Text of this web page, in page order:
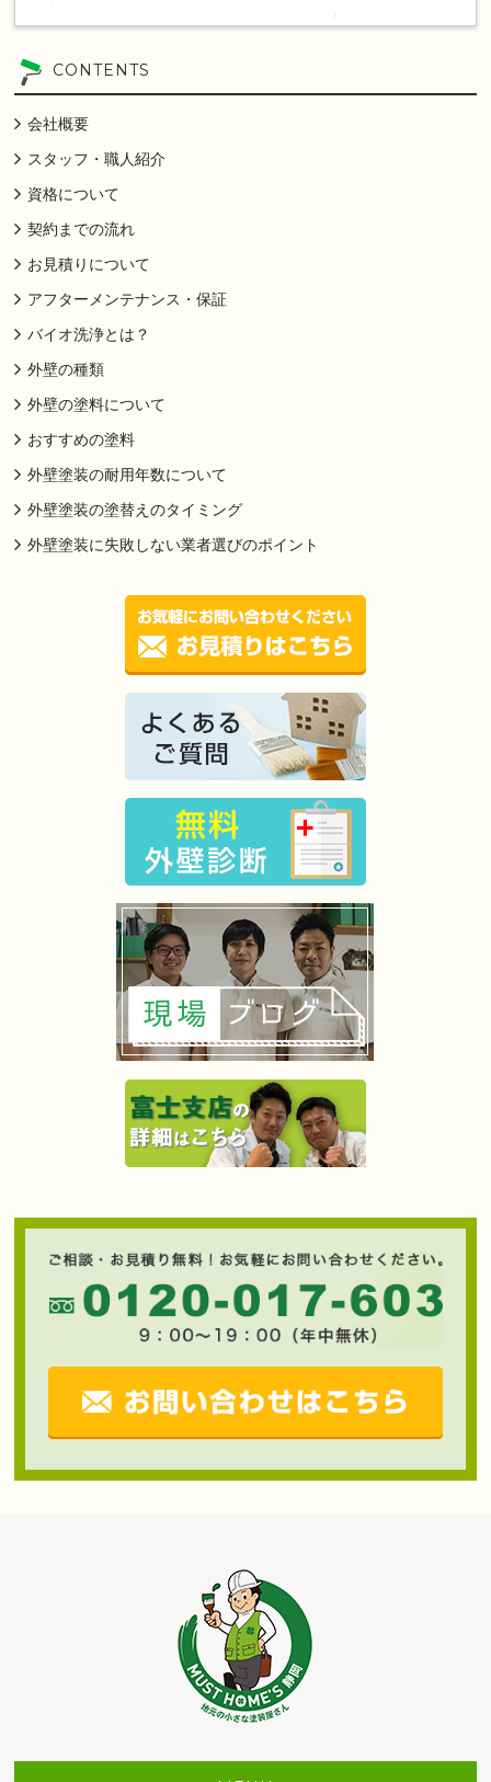
CONTENTS
会社概要
スタッフ・職人紹介
資格について
契約までの流れ
お見積りについて
アフターメンテナンス・保証
バイオ洗浄とは？
外壁の種類
外壁の塗料について
おすすめの塗料
外壁塗装の耐用年数について
外壁塗装の塗替えのタイミング
外壁塗装に失敗しない業者選びのポイント